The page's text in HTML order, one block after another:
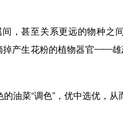
甚至关系更远的物种之
掉产生花粉的植物器官——
菜“调色”，优中选优，从